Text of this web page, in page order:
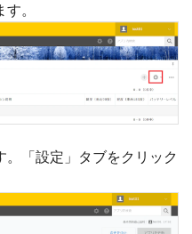
。
「設定」タブをクリック